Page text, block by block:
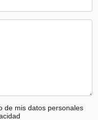
de mis datos personales